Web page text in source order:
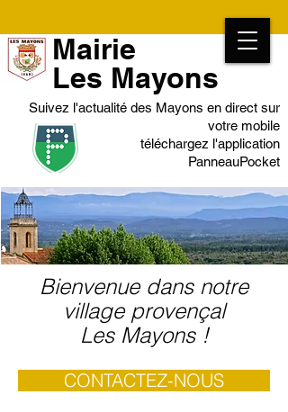
Mairie
Les Mayons
Suivez l'actualité des Mayons en direct sur
votre mobile
téléchargez l'application
PanneauPocket
Bienvenue dans notre
village provençal
Les Mayons !
CONTACTEZ-NOUS